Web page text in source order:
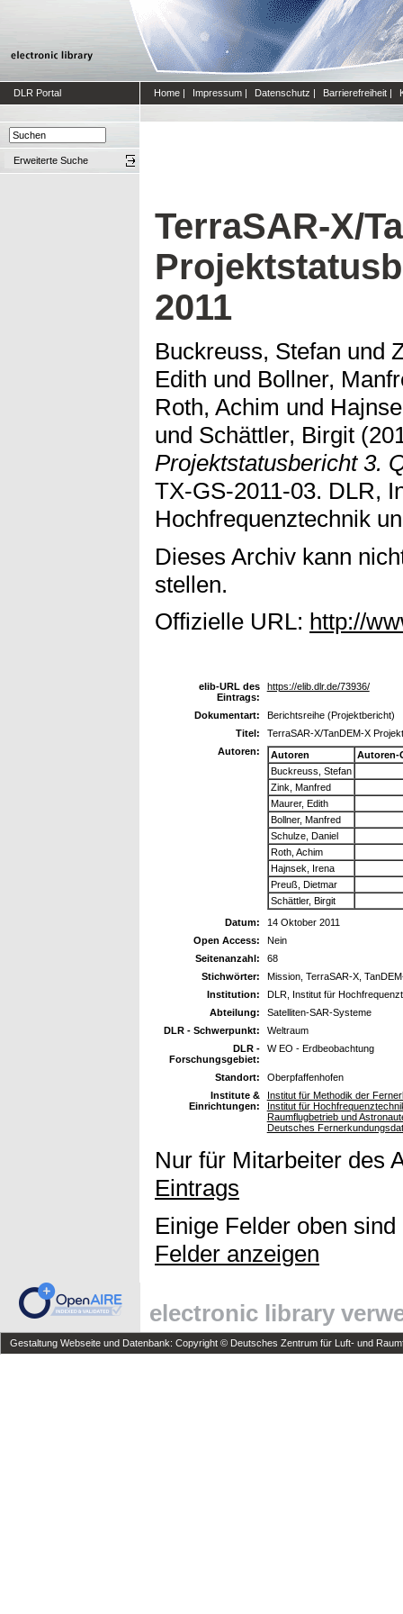
DLR Portal Home | Impressum | Datenschutz | Barrierefreiheit |
Erweiterte Suche
TerraSAR-X/
2011
Buckreuss, Stefan und
Edith und Bollner,
Roth, Achim und
und Schättler, Birgit
Projektstatusbericht 3.
TX-GS-2011-03. DLR,
Hochfrequenztechnik
Dieses Archiv kann
stellen.
Offizielle URL: http://
elib-URL des
Eintrags:
https://elib.dlr.de/73936/
Dokumentart:
Berichtsreihe (Projektbericht)
Titel:
TerraSAR-X/TanDEM-X
Autoren:
Autoren
Autoren-
Buckreuss, Stefan
Zink, Manfred
Maurer, Edith
Bollner, Manfred
Schulze, Daniel
Roth, Achim
Hajnsek, Irena
Preuß, Dietmar
Schättler, Birgit
Datum:
14 Oktober 2011
Open Access:
Nein
Seitenanzahl:
68
Stichwörter:
Mission, TerraSAR-X,
Institution:
DLR, Institut für
Abteilung:
Satelliten-SAR-Systeme
DLR - Schwerpunkt:
Weltraum
DLR -
Forschungsgebiet:
W EO - Erdbeobachtung
Standort:
Oberpfaffenhofen
Institute &
Einrichtungen:
Institut für Methodik der
Institut für
Raumflugbetrieb und
Deutsches
Nur für Mitarbeiter des
Eintrags
Einige Felder oben
Felder anzeigen
electronic library
Gestaltung Webseite und Datenbank: Copyright © Deutsches Zentrum für Luft- und